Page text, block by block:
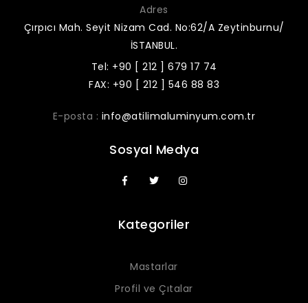
Adres
Çırpıcı Mah. Seyit Nizam Cad. No:62/A Zeytinburnu/
İSTANBUL.
Tel: +90 [ 212 ] 679 17 74
FAX: +90 [ 212 ] 546 88 83
E-posta : info@atilimaluminyum.com.tr
Sosyal Medya
Kategoriler
Mastarlar
Profil ve Çıtalar